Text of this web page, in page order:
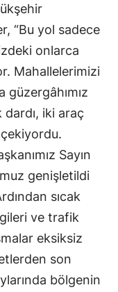
“Bu yol sadece
onlarca
Mahallelerimizi
güzergâhımız
iki araç
Sayın
genişletildi
sıcak
ve trafik
eksiksiz
son
bölgenin